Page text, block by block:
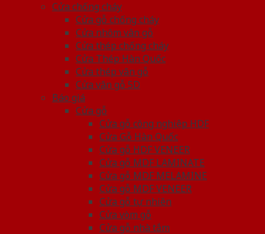
Cửa chống cháy
Cửa gỗ chống cháy
Cửa nhôm vân gỗ
Cửa thép chống cháy
Cửa Thép Hàn Quốc
Cửa thép vân gỗ
Cửa vân gỗ 5D
Báo giá
Cửa gỗ
Cửa gỗ công nghiệp HDF
Cửa Gỗ Hàn Quốc
Cửa gỗ HDF VENEER
Cửa gỗ MDF LAMINATE
Cửa gỗ MDF MELAMINE
Cửa gỗ MDF VENEER
Cửa gỗ tự nhiên
Cửa vòm gỗ
Cửa gỗ nhà tắm